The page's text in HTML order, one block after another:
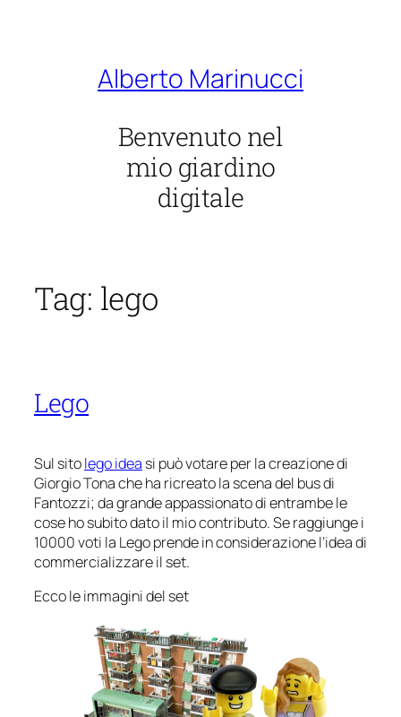
Alberto Marinucci
Benvenuto nel
mio giardino
digitale
Tag: lego
Lego
Sul sitolego idea si può votare per la creazione di
Giorgio Tona che ha ricreato la scena del bus di
Fantozzi; da grande appassionato di entrambe le
cose ho subito dato il mio contributo. Se raggiunge i
10000 voti la Lego prende in considerazione l’idea di
commercializzare il set.
Ecco le immagini del set